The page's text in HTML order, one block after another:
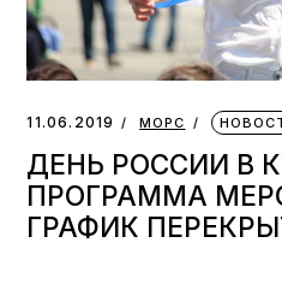
11.06.2019 МОРС
ДЕНЬ РОССИИ В
ПРОГРАММА
ГРАФИК